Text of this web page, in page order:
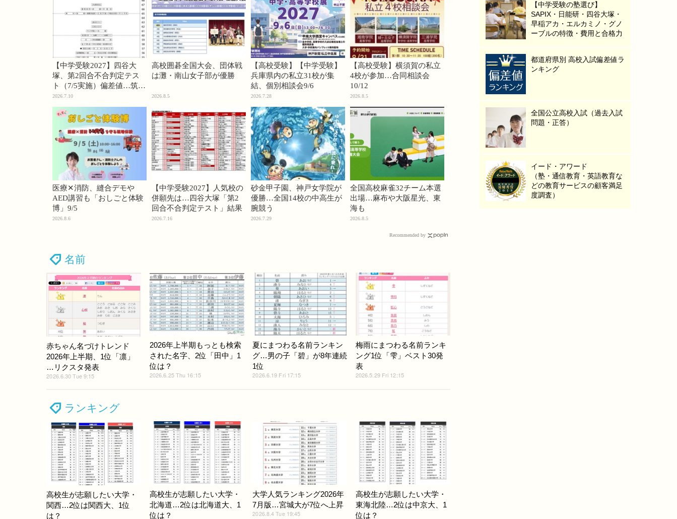
【中学受験2027】四谷大
塚、第2回合不合判定テス
ト（7/5実施）偏差値…筑駒
74・桜蔭70＜PR＞
2026.7.10
高校囲碁全国大会、団体戦
は灘・南山女子部が優勝
2026.8.5
【高校受験】【中学受験】
兵庫県内の私立31校が集
結、個別相談会9/6
2026.7.28
【高校受験】横須賀の私立
4校が参加…合同相談会
10/12
2026.8.5
医療✕消防、縫合デモや
AED講習も「おしごと体験
博」9/5
2026.8.6
【中学受験2027】人気校の
併願先は…四谷大塚「第2
回合不合判定テスト」結果
2026.7.16
砂金甲子園、神戸女学院が
優勝…全国14校の中高生が
腕競う
2026.7.29
全国高校麻雀32チーム本選
出場…麻布や大阪星光、東
海も
2026.8.5
Recommended by
名前
赤ちゃん名づけトレンド
2026年上半期、1位「凛」
…リクスタ発表
2026.6.30 Tue 9:15
2026年上半期もっとも検索
された名字、2位「田中」1
位は？
2026.6.25 Thu 16:15
夏にまつわる名前ランキン
グ…男の子「碧」が8年連続
1位
2026.6.19 Fri 17:15
梅雨にまつわる名前ランキ
ング1位「雫」ベスト30発
表
2026.5.29 Fri 12:15
ランキング
高校生が志願したい大学・
関西…2位は関西大、1位
は？
高校生が志願したい大学・
北海道…2位は北海道大、1
位は？
大学人気ランキング2026年
7月版…宮城大が7位へ上昇
2026.8.4 Tue 19:45
高校生が志願したい大学・
東海北陸…2位は中京大、1
位は？
【中学受験の塾選び】
SAPIX・日能研・四谷大塚・
早稲アカ・エルカミノ・グノ
ーブルの特徴・費用と合格力
都道府県別 高校入試偏差値ラ
ンキング
全国公立高校入試（過去入試
問題・正答）
イード・アワード
（塾・通信教育・英語教育な
どの教育サービスの顧客満足
度調査）